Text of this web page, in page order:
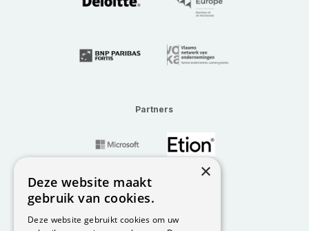
Partners
×
Deze website maakt
gebruik van cookies.
Deze website gebruikt cookies om uw